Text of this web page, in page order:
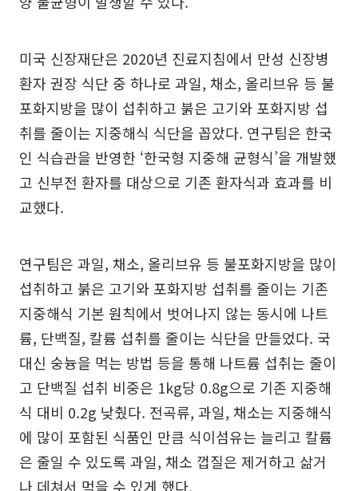
미국 신장재단은 2020년 진료지침에서 만성 신장병
환자 권장 식단 중 하나로 과일, 채소, 올리브유 등 불
포화지방을 많이 섭취하고 붉은 고기와 포화지방 섭
취를 줄이는 지중해식 식단을 꼽았다. 연구팀은 한국
인 식습관을 반영한 ‘한국형 지중해 균형식’을 개발했
고 신부전 환자를 대상으로 기존 환자식과 효과를 비
교했다.
연구팀은 과일, 채소, 올리브유 등 불포화지방을 많이
섭취하고 붉은 고기와 포화지방 섭취를 줄이는 기존
지중해식 기본 원칙에서 벗어나지 않는 동시에 나트
륨, 단백질, 칼륨 섭취를 줄이는 식단을 만들었다. 국
대신 숭늉을 먹는 방법 등을 통해 나트륨 섭취는 줄이
고 단백질 섭취 비중은 1kg당 0.8g으로 기존 지중해
식 대비 0.2g 낮췄다. 전곡류, 과일, 채소는 지중해식
에 많이 포함된 식품인 만큼 식이섬유는 늘리고 칼륨
은 줄일 수 있도록 과일, 채소 껍질은 제거하고 삶거
나 데쳐서 먹을 수 있게 했다.